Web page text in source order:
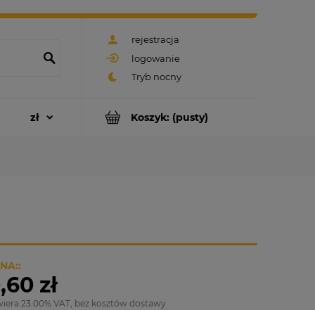
rejestracja
logowanie
Koszyk: (pusty)
zł
23.00% VAT, bez kosztów dostawy